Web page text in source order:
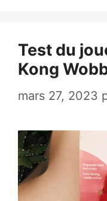
Test du
Kong
mars 27, 2023